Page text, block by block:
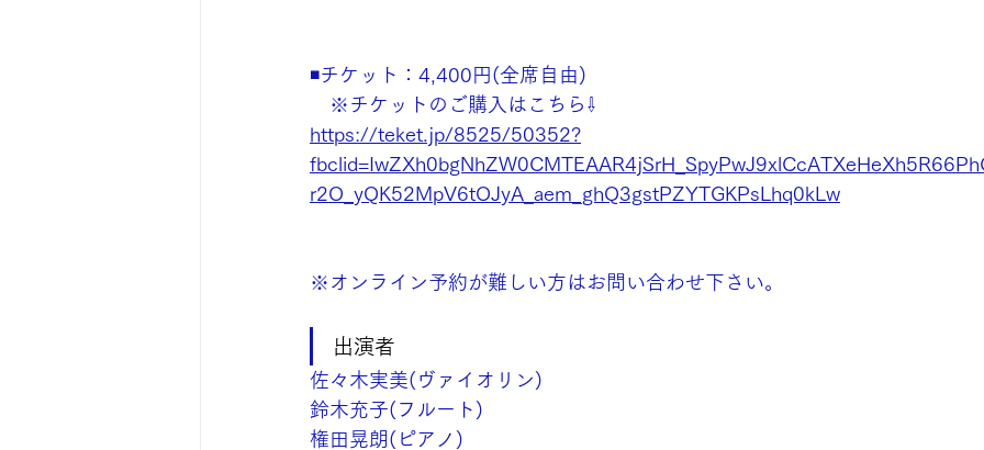
◾️チケット：4,400円(全席自由)
※チケットのご購入はこちら⇩
https://teket.jp/8525/50352?
r2O_yQK52MpV6tOJyA_aem_ghQ3gstPZYTGKPsLhq0kLw
※オンライン予約が難しい方はお問い合わせ下さい。
出演者
佐々木実美(ヴァイオリン)
鈴木充子(フルート)
権田晃朗(ピアノ)